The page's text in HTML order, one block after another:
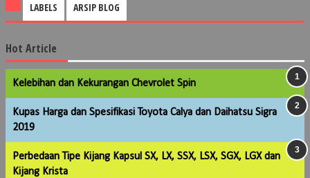
LABELS ARSIP BLOG
Hot Article
Kelebihan dan Kekurangan Chevrolet Spin
Kupas Harga dan Spesifikasi Toyota Calya dan Daihatsu Sigra
2019
Perbedaan Tipe Kijang Kapsul SX, LX, SSX, LSX, SGX, LGX dan
Kijang Krista